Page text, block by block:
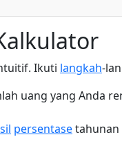
Ikuti langkah-
uang yang Anda
persentasetahunan